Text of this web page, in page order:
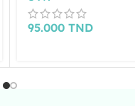
95.000 TND